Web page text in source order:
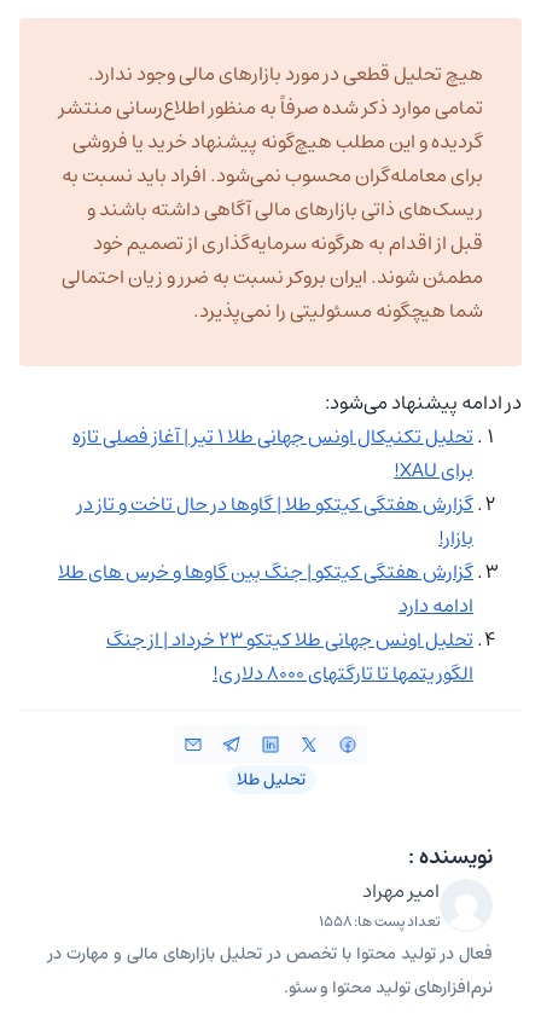
هیچ تحلیل قطعی در مورد بازارهای مالی وجود ندارد.
تمامی موارد ذکر شده صرفاً به منظور اطلاع‌رسانی منتشر
گردیده و این مطلب هیچ‌گونه پیشنهاد خرید یا فروشی
برای معامله‌گران محسوب نمی‌شود. افراد باید نسبت به
ریسک‌های ذاتی بازارهای مالی آگاهی داشته باشند و
قبل از اقدام به هرگونه سرمایه‌گذاری از تصمیم خود
مطمئن شوند. ایران بروکر نسبت به ضرر و زیان احتمالی
شما هیچگونه مسئولیتی را نمی‌پذیرد.
در ادامه پیشنهاد می‌شود:
تحلیل تکنیکال اونس جهانی طلا ۱ تیر | آغاز فصلی تازه
برای XAU!
گزارش هفتگی کیتکو طلا | گاوها در حال تاخت و تاز در
بازار!
گزارش هفتگی کیتکو | جنگ بین گاوها و خرس‌ های طلا
ادامه دارد
تحلیل اونس جهانی طلا کیتکو ۲۳ خرداد | از جنگ
الگوریتمها تا تارگتهای ۸۰۰۰ دلاری!
تحلیل طلا
نویسنده :
امیر مهراد
تعداد پست ها: 1558
فعال در تولید محتوا با تخصص در تحلیل بازارهای مالی و مهارت در
نرم‌افزارهای تولید محتوا و سئو.